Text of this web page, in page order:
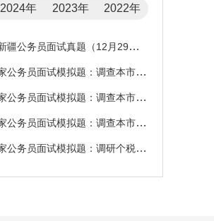
2024年 2023年 2022年
2020年新疆公务员面试真题（12月29日下午）
2020国家公务员面试模拟题：调查本市老百姓的日常出行
2020国家公务员面试模拟题：调查本市老百姓的日常出行
2020国家公务员面试模拟题：调查本市老百姓的日常出行
2020国家公务员面试模拟题：调研个税改革的效果